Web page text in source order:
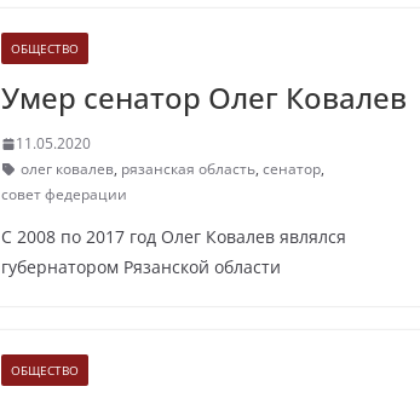
ОБЩЕСТВО
Умер сенатор Олег Ковалев
11.05.2020
олег ковалев, рязанская область, сенатор,
совет федерации
С 2008 по 2017 год Олег Ковалев являлся
губернатором Рязанской области
ОБЩЕСТВО